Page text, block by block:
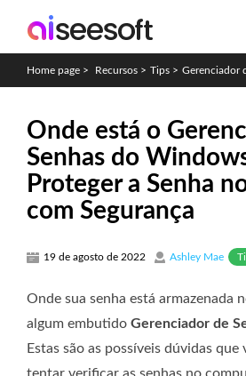
Home page > Recursos > Tips > Gerenciador
Onde está o
Senhas do
Proteger a Senha
com Segurança
19 de agosto de 2022 Ashley Mae
Onde sua senha está armazenada
algum embutido Gerenciador de
Estas são as possíveis dúvidas